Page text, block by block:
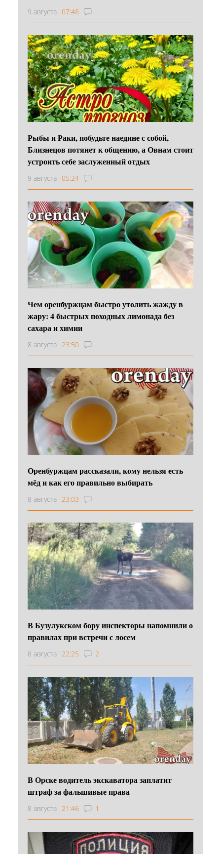
9 августа 07:48
Рыбы и Раки, побудьте наедине с собой,
Близнецов потянет к общению, а Овнам стоит
устроить себе заслуженный отдых
9 августа 05:24
Чем оренбуржцам быстро утолить жажду в
жару: 4 быстрых походных лимонада без
сахара и химии
8 августа 23:50
Оренбуржцам рассказали, кому нельзя есть
мёд и как его правильно выбирать
8 августа 23:03
В Бузулукском бору инспекторы напомнили о
правилах при встречи с лосем
8 августа 22:25 2
В Орске водитель экскаватора заплатит
штраф за фальшивые права
8 августа 21:46 1